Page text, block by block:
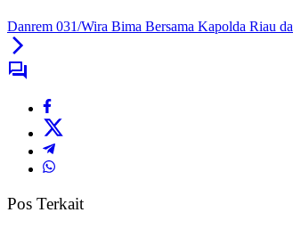
Danrem 031/Wira Bima Bersama Kapolda Riau
Pos Terkait